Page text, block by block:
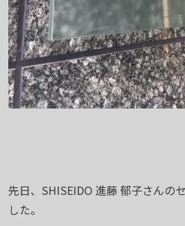
先日、SHISEIDO 進藤 郁子さんの
した。